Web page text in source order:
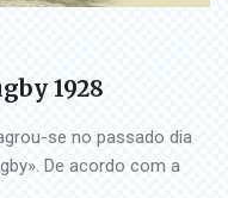
1928
se no passado dia
De acordo com a